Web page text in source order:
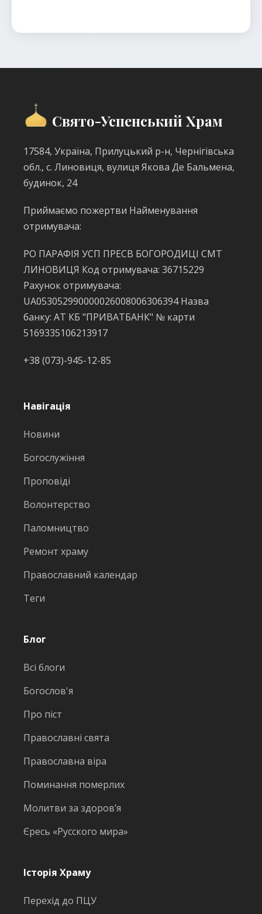
Свято-Успенський Храм
17584, Україна, Прилуцький р-н, Чернігівська
обл., с. Линовиця, вулиця Якова Де Бальмена,
будинок, 24
Приймаємо пожертви Найменування
отримувача:
РО ПАРАФІЯ УСП ПРЕСВ БОГОРОДИЦІ СМТ
ЛИНОВИЦЯ Код отримувача: 36715229
Рахунок отримувача:
UA053052990000026008006306394 Назва
банку: АТ КБ "ПРИВАТБАНК" № карти
5169335106213917
+38 (073)-945-12-85
Навігація
Новини
Богослужіння
Проповіді
Волонтерство
Паломництво
Ремонт храму
Православний календар
Теги
Блог
Всі блоги
Богослов'я
Про піст
Православні свята
Православна віра
Поминання померлих
Молитви за здоров’я
Єресь «Русского мира»
Історія Храму
Перехід до ПЦУ